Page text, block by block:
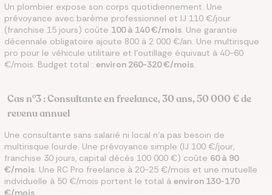
Un plombier expose son corps quotidiennement. Une
prévoyance avec barème professionnel et IJ 110 €/jour
(franchise 15 jours) coûte 100 à 140 €/mois. Une garantie
décennale obligatoire ajoute 800 à 2 000 €/an. Une multirisque
pro pour le véhicule utilitaire et l’outillage équivaut à 40-60
€/mois. Budget total : environ 260-320 €/mois.
Cas n°3 : Consultante en freelance, 30 ans, 50 000 € de
revenu annuel
Une consultante sans salarié ni local n’a pas besoin de
multirisque lourde. Une prévoyance simple (IJ 100 €/jour,
franchise 30 jours, capital décès 100 000 €) coûte 60 à 90
€/mois. Une RC Pro freelance à 20-25 €/mois et une mutuelle
indviduelle à 50 €/mois portent le total à environ 130-170
€/mois.